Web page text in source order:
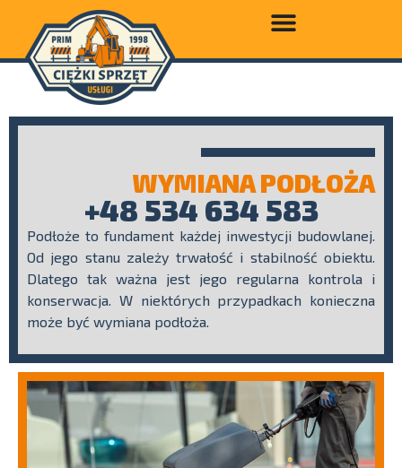
WYMIANA PODŁOŻA
+48 534 634 583
Podłoże to fundament każdej inwestycji budowlanej.
Od jego stanu zależy trwałość i stabilność obiektu.
Dlatego tak ważna jest jego regularna kontrola i
konserwacja. W niektórych przypadkach konieczna
może być wymiana podłoża.